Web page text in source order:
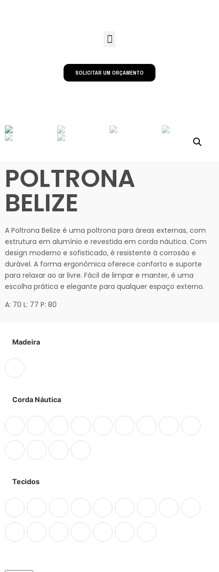
SOLICITAR UM ORÇAMENTO
POLTRONA
BELIZE
A Poltrona Belize é uma poltrona para áreas externas, com
estrutura em alumínio e revestida em corda náutica. Com
design moderno e sofisticado, é resistente à corrosão e
durável. A forma ergonômica oferece conforto e suporte
para relaxar ao ar livre. Fácil de limpar e manter, é uma
escolha prática e elegante para qualquer espaço externo.
A: 70 L: 77 P: 80
Madeira
Corda Náutica
Tecidos